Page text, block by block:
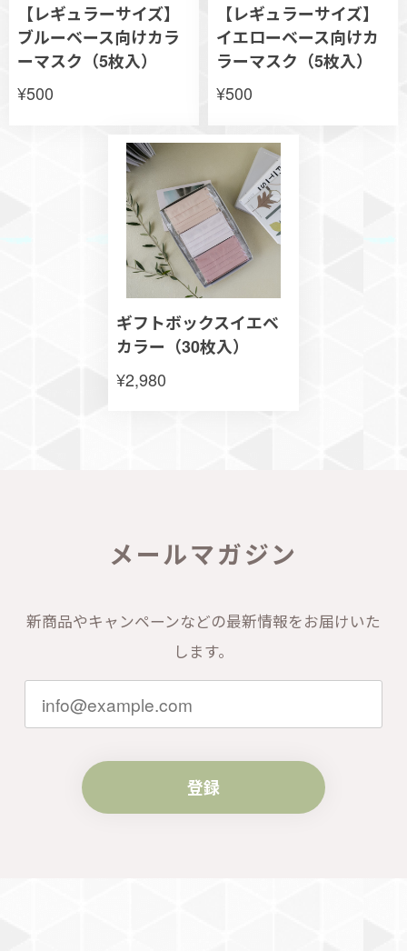
【レギュラーサイズ】
ブルーベース向けカラ
ーマスク（5枚入）
¥500
【レギュラーサイズ】
イエローベース向けカ
ラーマスク（5枚入）
¥500
ギフトボックスイエベ
カラー（30枚入）
¥2,980
メールマガジン
新商品やキャンペーンなどの最新情報をお届けいた
します。
登録